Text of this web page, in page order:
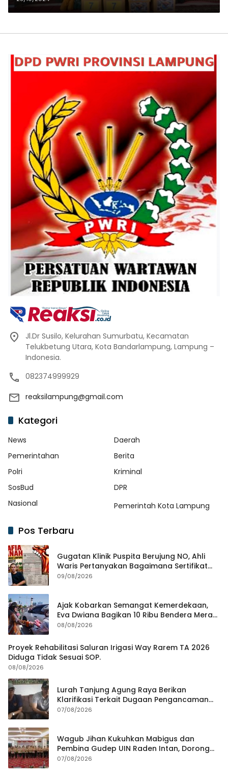
Jl.Dr Susilo, Kelurahan Sumurbatu, Kecamatan
Telukbetung Utara, Kota Bandarlampung, Lampung –
Indonesia.
082374999929
reaksilampung@gmail.com
Kategori
News
Daerah
Pemerintahan
Berita
Polri
Kriminal
SosBud
DPR
Nasional
Pemerintah Kota Lampung
Pos Terbaru
Gugatan Klinik Puspita Berujung NO, Ahli
Waris Pertanyakan Bagaimana Sertifikat
Hasil Produk Unjuk Rasa Jadi Agunan Bank
09/08/2026
Ajak Kobarkan Semangat Kemerdekaan,
Eva Dwiana Bagikan 10 Ribu Bendera Merah
Putih ke Warga
08/08/2026
Proyek Rehabilitasi Saluran Irigasi Way Rarem TA 2026
Diduga Tidak Sesuai SOP.
08/08/2026
Lurah Tanjung Agung Raya Berikan
Klarifikasi Terkait Dugaan Pengancaman
Antar Warga Yang Berujung Laporan ke
07/08/2026
Wagub Jihan Kukuhkan Mabigus dan
Pembina Gudep UIN Raden Intan, Dorong
Penguatan Karakter Generasi Muda
07/08/2026